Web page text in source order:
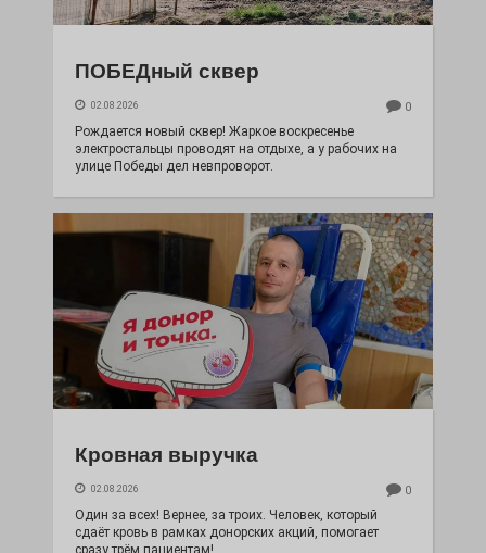
ПОБЕДный сквер
02.08.2026 0
Рождается новый сквер! Жаркое воскресенье
электростальцы проводят на отдыхе, а у рабочих на
улице Победы дел невпроворот.
Кровная выручка
02.08.2026 0
Один за всех! Вернее, за троих. Человек, который
сдаёт кровь в рамках донорских акций, помогает
сразу трём пациентам!